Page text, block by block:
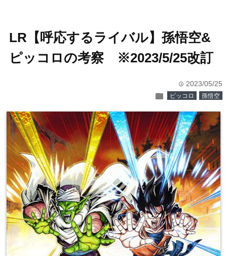
LR【呼応するライバル】孫悟空&
ピッコロの考察 ※2023/5/25改訂
time 2023/05/25
folder ピッコロ 孫悟空